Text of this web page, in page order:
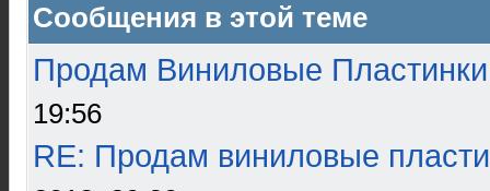
Сообщения в этой теме
Продам Виниловые Пластинки
19:56
RE: Продам виниловые